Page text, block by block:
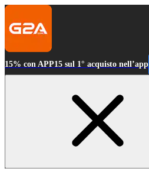
15% con APP15 sul 1° acquisto nell’app